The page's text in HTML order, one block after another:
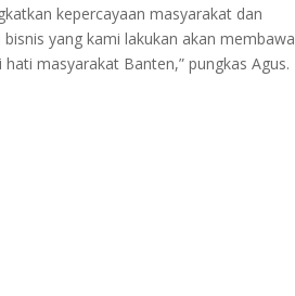
kepercayaan masyarakat dan
yang kami lakukan akan membawa
masyarakat Banten,” pungkas Agus.